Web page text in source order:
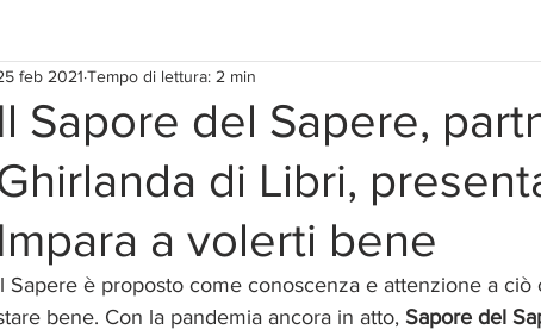
degli scontrini Libri Musica
Utilità Il Blog di Mirabilis Salvaguardia
Progetti CiniZEN
Il Sapore del Sapere,
di Libri,
Impara a volerti bene
feb 2021 Tempo di lettura: 2 min
Sapere è proposto come conoscenza e attenzione a
bene. Con la pandemia ancora in atto, Sapore del